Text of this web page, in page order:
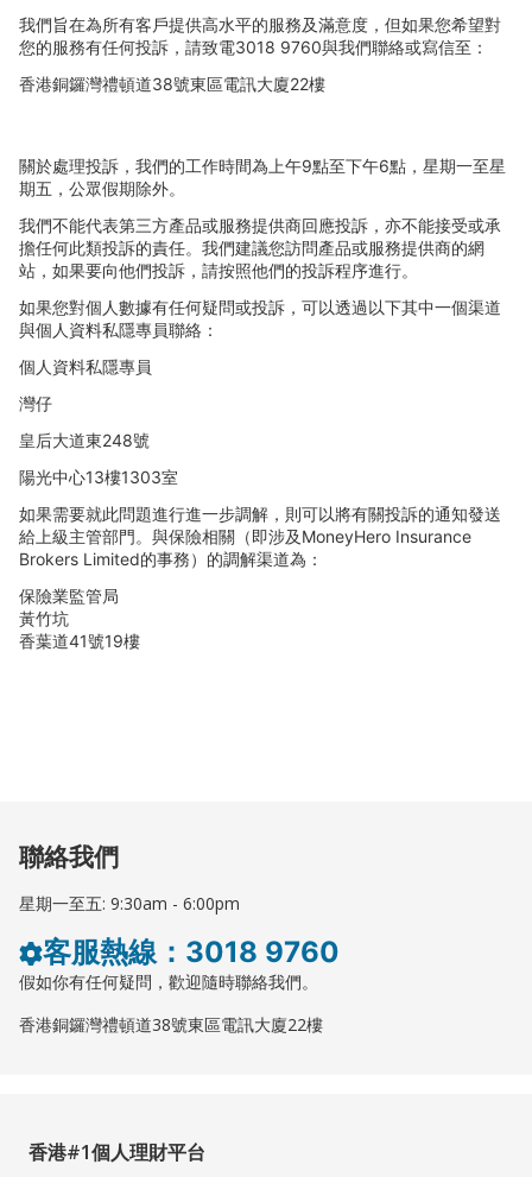
我們旨在為所有客戶提供高水平的服務及滿意度，但如果您希望對
您的服務有任何投訴，請致電3018 9760與我們聯絡或寫信至：
香港銅鑼灣禮頓道38號東區電訊大廈22樓
關於處理投訴，我們的工作時間為上午9點至下午6點，星期一至星
期五，公眾假期除外。
我們不能代表第三方產品或服務提供商回應投訴，亦不能接受或承
擔任何此類投訴的責任。我們建議您訪問產品或服務提供商的網
站，如果要向他們投訴，請按照他們的投訴程序進行。
如果您對個人數據有任何疑問或投訴，可以透過以下其中一個渠道
與個人資料私隱專員聯絡：
個人資料私隱專員
灣仔
皇后大道東248號
陽光中心13樓1303室
如果需要就此問題進行進一步調解，則可以將有關投訴的通知發送
給上級主管部門。與保險相關（即涉及MoneyHero Insurance
Brokers Limited的事務）的調解渠道為：
保險業監管局
黃竹坑
香葉道41號19樓
聯絡我們
星期一至五: 9:30am - 6:00pm
客服熱線：3018 9760
假如你有任何疑問，歡迎隨時聯絡我們。
香港銅鑼灣禮頓道38號東區電訊大廈22樓
香港#1個人理財平台